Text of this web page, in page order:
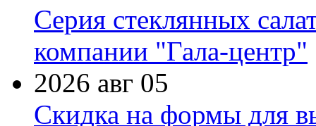
Серия стеклянных
компании "Гала-центр"
2026 авг 05
Скидка на формы для